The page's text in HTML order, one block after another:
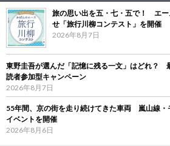
旅の思い出を五・七・五で！ エー
せ「旅行川柳コンテスト」を開催
2026年8月7日
東野圭吾が選んだ「記憶に残る一文」はどれ？
読者参加型キャンペーン
2026年8月7日
55年間、京の街を走り続けてきた車両 嵐山線・
イベントを開催
2026年8月6日